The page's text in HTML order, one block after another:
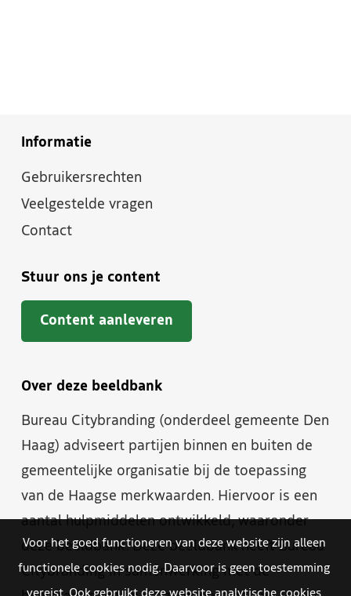
Informatie
Gebruikersrechten
Veelgestelde vragen
Contact
Stuur ons je content
Content aanleveren
Over deze beeldbank
Bureau Citybranding (onderdeel gemeente Den
Haag) adviseert partijen binnen en buiten de
gemeentelijke organisatie bij de toepassing
van de Haagse merkwaarden. Hiervoor is een
aantal hulpmiddelen ontwikkeld, waaronder
deze beeldbank. Deze beeldbank heeft Bureau
Citybranding in samenwerking met de
Voor het goed functioneren van deze website zijn alleen
functionele cookies nodig. Daarvoor is geen toestemming